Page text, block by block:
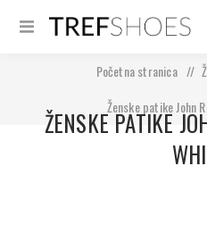
Početna stranica /
Ženske patike John
ŽENSKE PATIKE